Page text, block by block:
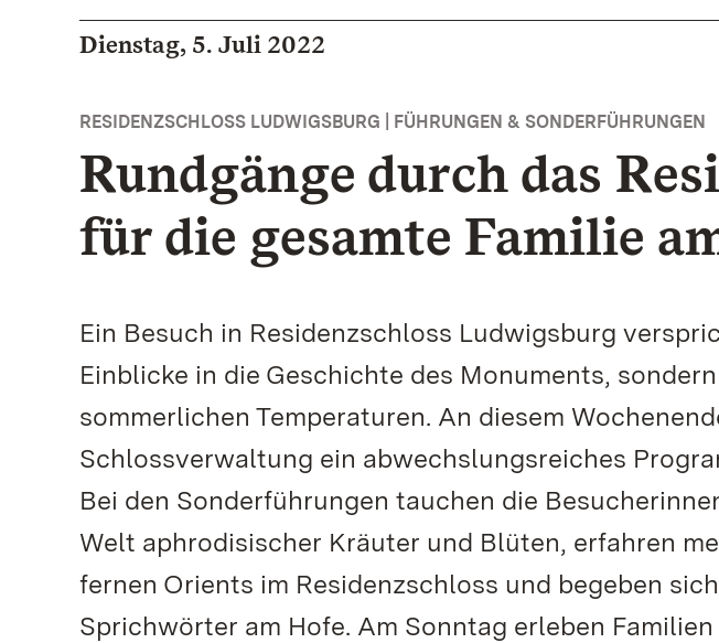
Dienstag, 5. Juli 2022
RESIDENZSCHLOSS LUDWIGSBURG | FÜHRUNGEN & SONDERFÜHRUNGEN
Rundgänge durch das
für die gesamte Familie
Ein Besuch in Residenzschloss Ludwigsburg
Einblicke in die Geschichte des Monuments,
sommerlichen Temperaturen. An diesem
Schlossverwaltung ein abwechslungsreiches
Bei den Sonderführungen tauchen die
Welt aphrodisischer Kräuter und Blüten, erfahren
fernen Orients im Residenzschloss und begeben
Sprichwörter am Hofe. Am Sonntag erleben